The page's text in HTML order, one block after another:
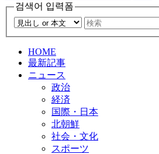
검색어 입력폼
HOME
最新記事
ニュース
政治
経済
国際・日本
北朝鮮
社会・文化
スポーツ